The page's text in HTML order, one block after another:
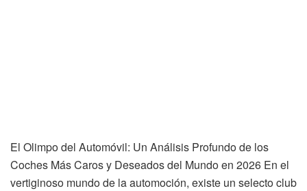
El Olimpo del Automóvil: Un Análisis Profundo de los
Coches Más Caros y Deseados del Mundo en 2026 En el
vertiginoso mundo de la automoción, existe un selecto club